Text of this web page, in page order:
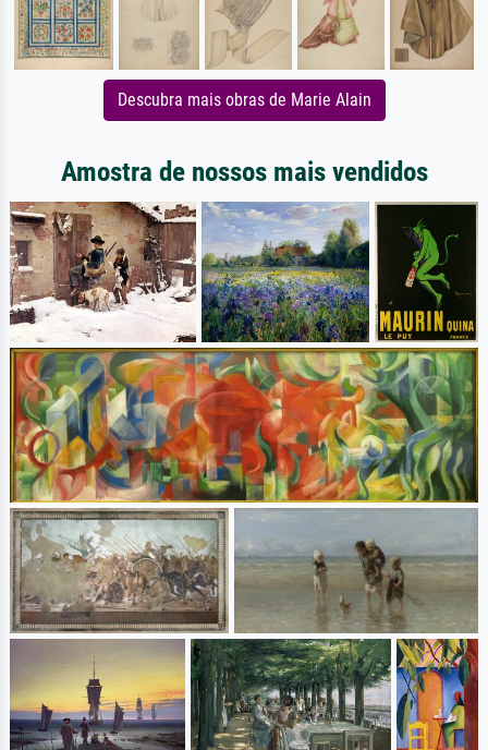
Descubra mais obras de Marie Alain
Amostra de nossos mais vendidos